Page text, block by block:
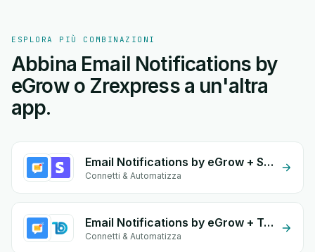
ESPLORA PIÙ COMBINAZIONI
Abbina Email Notifications by
eGrow o Zrexpress a un'altra
app.
Email Notifications by eGrow + Stripe
Connetti & Automatizza
Email Notifications by eGrow + Todify
Connetti & Automatizza